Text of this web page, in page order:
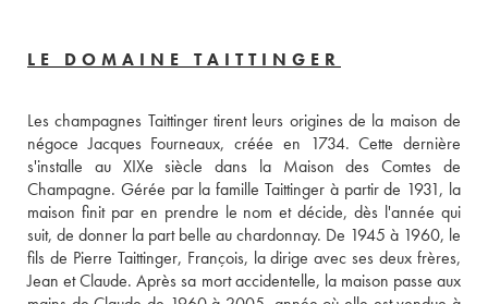
LE DOMAINE TAITTINGER
Les champagnes Taittinger tirent leurs origines de la maison de
négoce Jacques Fourneaux, créée en 1734. Cette dernière
s'installe au XIXe siècle dans la Maison des Comtes de
Champagne. Gérée par la famille Taittinger à partir de 1931, la
maison finit par en prendre le nom et décide, dès l'année qui
suit, de donner la part belle au chardonnay. De 1945 à 1960, le
fils de Pierre Taittinger, François, la dirige avec ses deux frères,
Jean et Claude. Après sa mort accidentelle, la maison passe aux